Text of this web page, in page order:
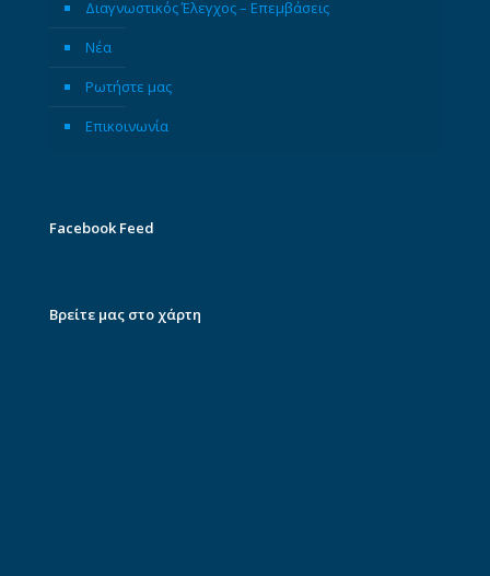
Διαγνωστικός Έλεγχος – Επεμβάσεις
Νέα
Ρωτήστε μας
Επικοινωνία
Facebook Feed
Βρείτε μας στο χάρτη